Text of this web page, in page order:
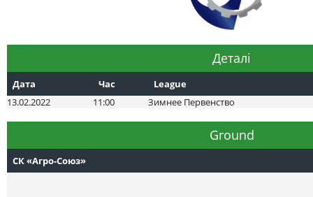
Деталі
Дата Час
League
13.02.2022
11:00 Зимнее Первенство
Ground
СК «Агро-Союз»